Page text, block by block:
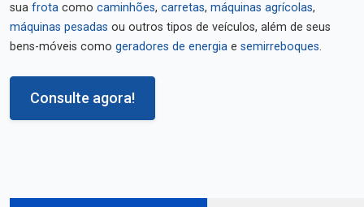
sua frota como caminhões, carretas, máquinas agrícolas,
máquinas pesadas ou outros tipos de veículos, além de seus
bens-móveis como geradores de energia e semirreboques.
Consulte agora!